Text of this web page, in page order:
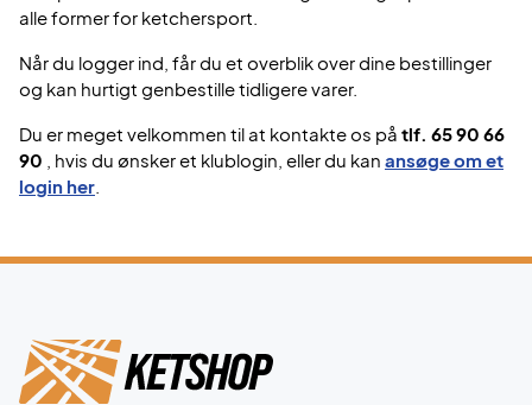
alle former for ketchersport.
Når du logger ind, får du et overblik over dine bestillinger
og kan hurtigt genbestille tidligere varer.
Du er meget velkommen til at kontakte os på tlf. 65 90 66
90
, hvis du ønsker et klublogin, eller du kan ansøge om et
login her